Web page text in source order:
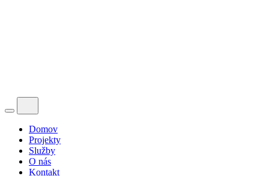
Domov
Projekty
Služby
O nás
Kontakt